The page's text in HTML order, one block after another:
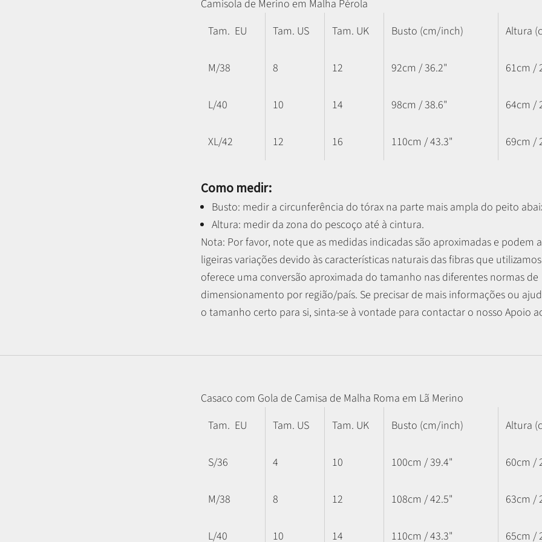
Camisola de Merino em Malha Pérola
Tam. EU
Tam. US Tam. UK Busto (cm/inch) Altura
M/38 8 12 92cm / 36.2" 61cm /
L/40 10 14 98cm / 38.6" 64cm /
XL/42 12 16 110cm / 43.3" 69cm /
Como medir:
Busto: medir a circunferência do tórax na parte mais ampla do peito
Altura: medir da zona do pescoço até à cintura.
Nota: Por favor, note que as medidas indicadas são aproximadas e podem
ligeiras variações devido às características naturais das fibras que
oferece uma conversão aproximada do tamanho nas diferentes normas de
dimensionamento por região/país. Se precisar de mais informações ou
o tamanho certo para si, sinta-se à vontade para contactar o nosso Apoio
Casaco com Gola de Camisa de Malha Roma em Lã Merino
Tam. EU
Tam. US Tam. UK Busto (cm/inch) Altura
S/36 4 10 100cm / 39.4" 60cm /
M/38 8 12 108cm / 42.5" 63cm /
L/40 10 14 110cm / 43.3" 65cm /